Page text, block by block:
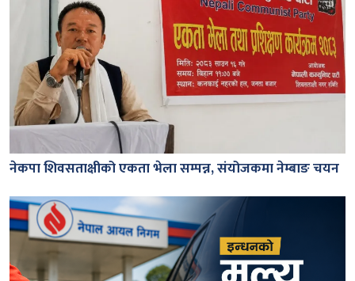
नेकपा शिवसताक्षीको एकता भेला सम्पन्न, संयोजकमा नेम्बाङ चयन